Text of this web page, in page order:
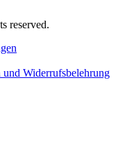
reserved.
Widerrufsbelehrung